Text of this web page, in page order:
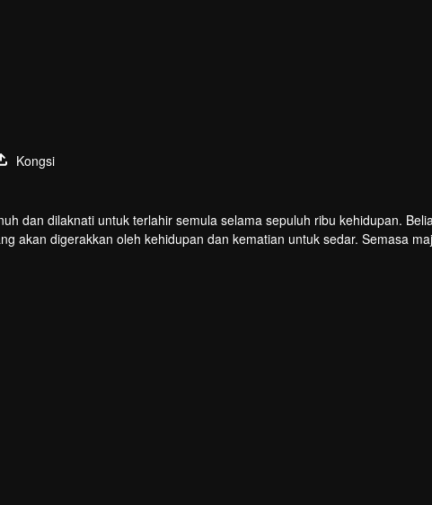
Kongsi
dan dilaknati untuk terlahir semula selama sepuluh ribu kehidupan.
akan digerakkan oleh kehidupan dan kematian untuk sedar. Semasa
curang dan dipukul untuk membangkitkan ingatan Hongmeng.